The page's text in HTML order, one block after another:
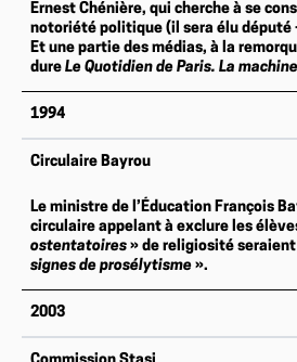
Ernest Chénière, qui cherche à se
notoriété politique (il sera élu député
Et une partie des médias, à la
dure Le Quotidien de Paris. La
1994
Circulaire Bayrou
Le ministre de l’Éducation François
circulaire appelant à exclure les
ostentatoires » de religiosité
signes de prosélytisme ».
2003